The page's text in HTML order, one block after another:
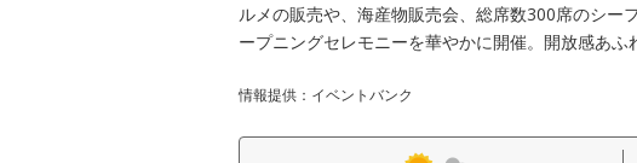
ルメの販売や、海産物販売会、総席数300席のシー
ープニングセレモニーを華やかに開催。開放感あふ
情報提供：イベントバンク